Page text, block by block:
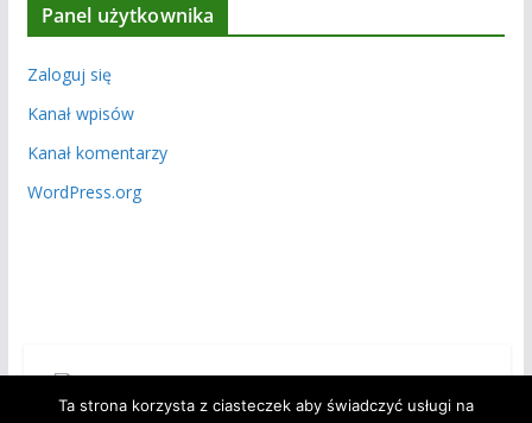
Panel użytkownika
Zaloguj się
Kanał wpisów
Kanał komentarzy
WordPress.org
Ta strona korzysta z ciasteczek aby świadczyć usługi na